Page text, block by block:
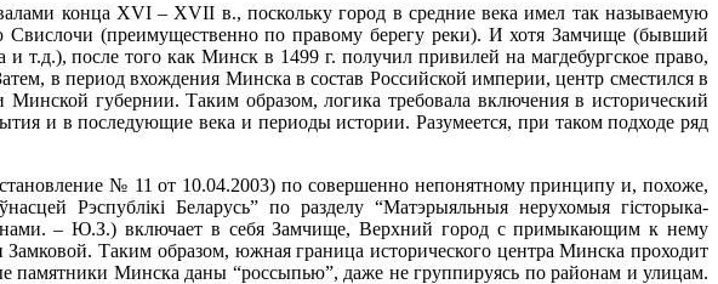
конца XVI – XVII в., поскольку город в средние века имел так называемую
Свислочи (преимущественно по правому берегу реки). И хотя Замчище (бывший
т.д.), после того как Минск в 1499 г. получил привилей на магдебургское право,
в период вхождения Минска в состав Российской империи, центр сместился в
губернии. Таким образом, логика требовала включения в исторический
и в последующие века и периоды истории. Разумеется, при таком подходе ряд
№ 11 от 10.04.2003) по совершенно непонятному принципу и, похоже,
Рэспублікі Беларусь” по разделу “Матэрыяльныя нерухомыя гісторыка-
нами. – Ю.З.) включает в себя Замчище, Верхний город с примыкающим к нему
Таким образом, южная граница исторического центра Минска проходит
памятники Минска даны “россыпью”, даже не группируясь по районам и улицам.